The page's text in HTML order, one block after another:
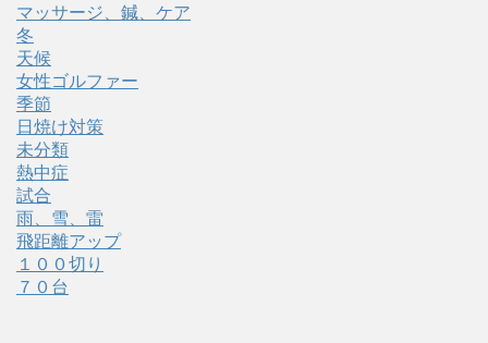
マッサージ、鍼、ケア
冬
天候
女性ゴルファー
季節
日焼け対策
未分類
熱中症
試合
雨、雪、雷
飛距離アップ
１００切り
７０台